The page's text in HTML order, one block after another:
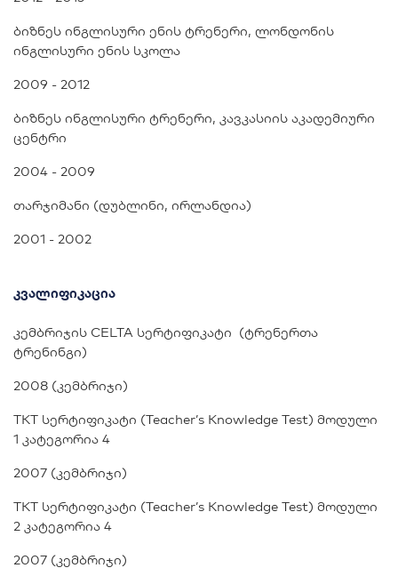
ბიზნეს ინგლისური ენის ტრენერი, ლონდონის
ინგლისური ენის სკოლა
2009 - 2012
ბიზნეს ინგლისური ტრენერი, კავკასიის აკადემიური
ცენტრი
2004 - 2009
თარჯიმანი (დუბლინი, ირლანდია)
2001 - 2002
კვალიფიკაცია
კემბრიჯის CELTA სერტიფიკატი (ტრენერთა
ტრენინგი)
2008 (კემბრიჯი)
TKT სერტიფიკატი (Teacher’s Knowledge Test) მოდული
1 კატეგორია 4
2007 (კემბრიჯი)
TKT სერტიფიკატი (Teacher’s Knowledge Test) მოდული
2 კატეგორია 4
2007 (კემბრიჯი)